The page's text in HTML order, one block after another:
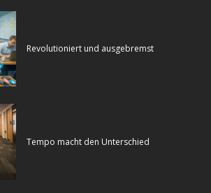
Revolutioniert und ausgebremst
Tempo macht den Unterschied